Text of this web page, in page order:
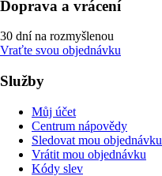
Doprava a vrácení
30 dní na rozmyšlenou
Vraťte svou objednávku
Služby
Můj účet
Centrum nápovědy
Sledovat mou objednávku
Vrátit mou objednávku
Kódy slev